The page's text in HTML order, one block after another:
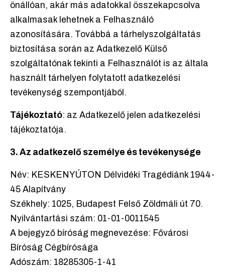
önállóan, akár más adatokkal összekapcsolva
alkalmasak lehetnek a Felhasználó
azonosítására. Továbbá a tárhelyszolgáltatás
biztosítása során az Adatkezelő Külső
szolgáltatónak tekinti a Felhasználót is az általa
használt tárhelyen folytatott adatkezelési
tevékenység szempontjából.
Tájékoztató: az Adatkezelő jelen adatkezelési
tájékoztatója.
3. Az adatkezelő személye és tevékenysége
Név: KESKENYÚTON Délvidéki Tragédiánk 1944-
45 Alapítvány
Székhely: 1025, Budapest Felső Zöldmáli út 70.
Nyilvántartási szám: 01-01-0011545
A bejegyző bíróság megnevezése: Fővárosi
Bíróság Cégbírósága
Adószám: 18285305-1-41